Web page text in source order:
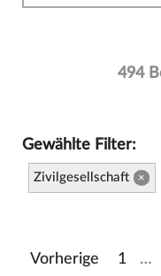
494
Gewählte Filter:
Zivilgesellschaft ×
Vorherige 1 …